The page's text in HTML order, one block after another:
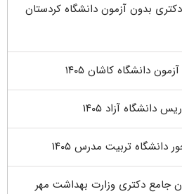
بدون آزمون دانشگاه کردستان
دانشگاه کاشان ۱۴۰۵
آزاد ۱۴۰۵
دانشگاه تربیت مدرس ۱۴۰۵
جامع دکتری وزارت بهداشت مهر